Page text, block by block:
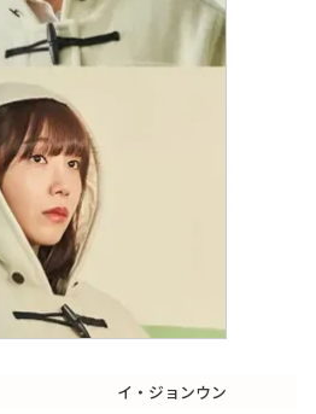
イ・ジョンウン